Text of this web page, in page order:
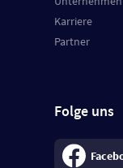
Karriere
Partner
Folge uns